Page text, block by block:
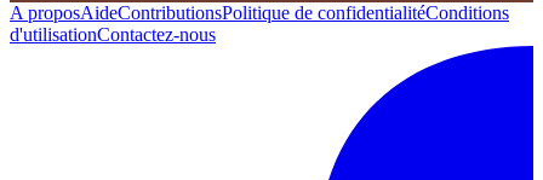
A proposAideContributionsPolitique de confidentialitéConditions
d'utilisationContactez-nous